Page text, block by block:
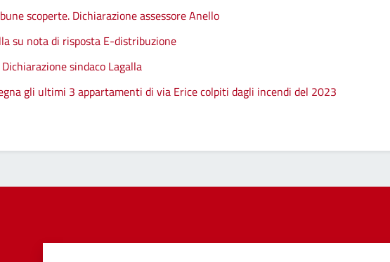
scoperte. Dichiarazione assessore Anello
su nota di risposta E-distribuzione
sindaco Lagalla
gli ultimi 3 appartamenti di via Erice colpiti dagli incendi del 2023